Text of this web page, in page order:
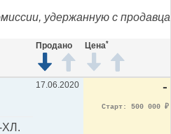
удержанную с продавца
Продано Цена*
ХЛ.
17.06.2020 -
Старт: 500 000 ₽